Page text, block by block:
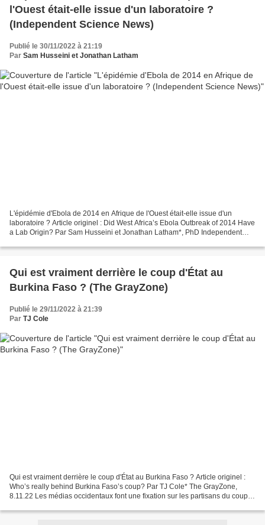
l'Ouest était-elle issue d'un laboratoire ?
(Independent Science News)
Publié le 30/11/2022 à 21:19
Par Sam Husseini et Jonathan Latham
L'épidémie d'Ebola de 2014 en Afrique de l'Ouest était-elle issue d'un
laboratoire ? Article originel : Did West Africa’s Ebola Outbreak of 2014 Have
a Lab Origin? Par Sam Husseini et Jonathan Latham*, PhD Independent
Qui est vraiment derrière le coup d'État au
Burkina Faso ? (The GrayZone)
Publié le 29/11/2022 à 21:39
Par TJ Cole
Qui est vraiment derrière le coup d'État au Burkina Faso ? Article originel :
Who’s really behind Burkina Faso’s coup? Par TJ Cole* The GrayZone,
8.11.22 Les médias occidentaux font une fixation sur les partisans du coup